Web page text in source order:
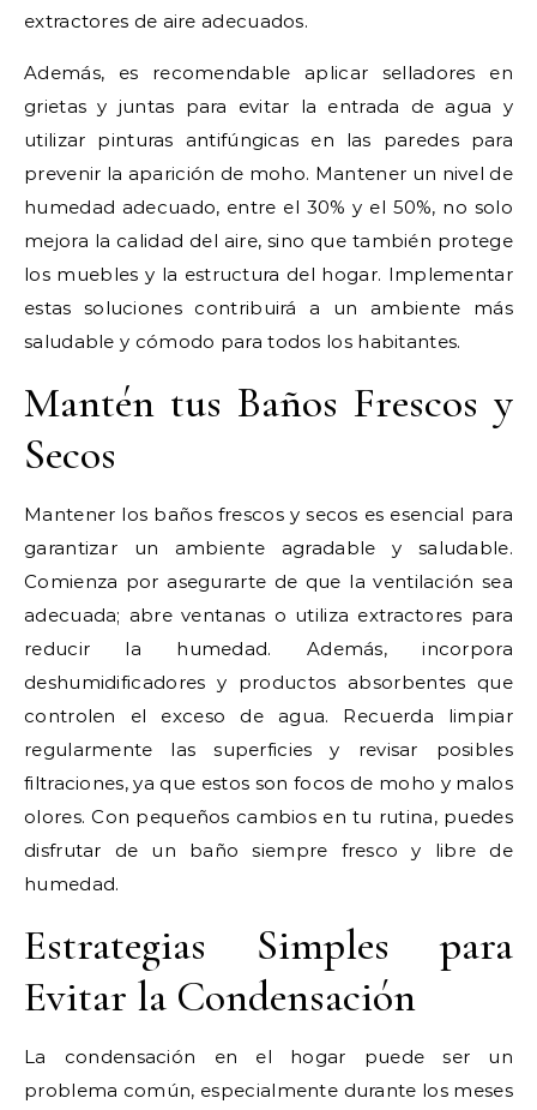
extractores de aire adecuados.
Además, es recomendable aplicar selladores en
grietas y juntas para evitar la entrada de agua y
utilizar pinturas antifúngicas en las paredes para
prevenir la aparición de moho. Mantener un nivel de
humedad adecuado, entre el 30% y el 50%, no solo
mejora la calidad del aire, sino que también protege
los muebles y la estructura del hogar. Implementar
estas soluciones contribuirá a un ambiente más
saludable y cómodo para todos los habitantes.
Mantén tus Baños Frescos y
Secos
Mantener los baños frescos y secos es esencial para
garantizar un ambiente agradable y saludable.
Comienza por asegurarte de que la ventilación sea
adecuada; abre ventanas o utiliza extractores para
reducir la humedad. Además, incorpora
deshumidificadores y productos absorbentes que
controlen el exceso de agua. Recuerda limpiar
regularmente las superficies y revisar posibles
filtraciones, ya que estos son focos de moho y malos
olores. Con pequeños cambios en tu rutina, puedes
disfrutar de un baño siempre fresco y libre de
humedad.
Estrategias Simples para
Evitar la Condensación
La condensación en el hogar puede ser un
problema común, especialmente durante los meses